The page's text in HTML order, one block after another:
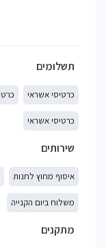
תשלומים
כרטיסי אשראי
כרטיסי אשראי
שירותים
איסוף מחוץ לחנות
משלוח ביום הקנייה
מתקנים